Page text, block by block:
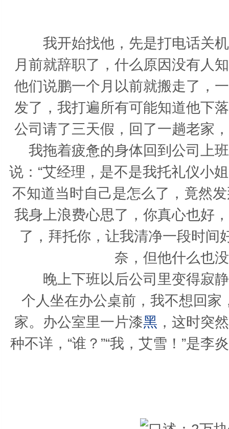
我开始找他，先是打电话关机
月前就辞职了，什么原因没有人
他们说鹏一个月以前就搬走了，
发了，我打遍所有可能知道他下
公司请了三天假，回了一趟老家
我拖着疲惫的身体回到公司上
说：“艾经理，是不是我托礼仪小
不知道当时自己是怎么了，竟然
我身上浪费心思了，你真心也好
了，拜托你，让我清净一段时间
奈，但他什么也
晚上下班以后公司里变得寂静
个人坐在办公桌前，我不想回
家。办公室里一片漆黑 ，这时突
种不详，“谁？”“我，艾雪！”是李